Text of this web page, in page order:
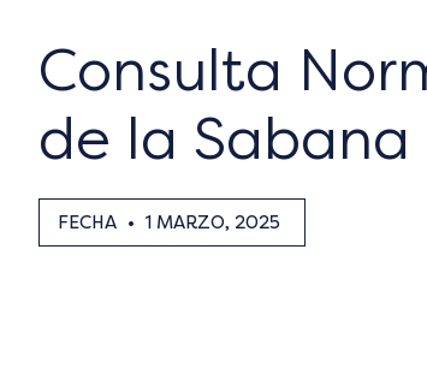
Consulta
de la
FECHA • 1 MARZO, 2025